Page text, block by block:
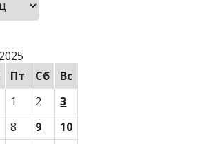
Пт Сб
Вс
1
2
3
8 9
10